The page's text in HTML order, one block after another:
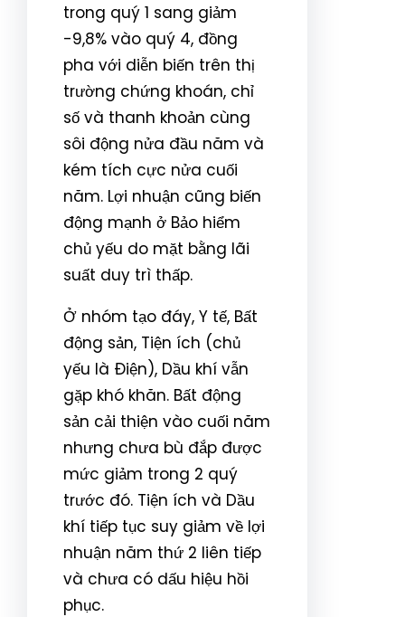
trong quý 1 sang giảm
-9,8% vào quý 4, đồng
pha với diễn biến trên thị
trường chứng khoán, chỉ
số và thanh khoản cùng
sôi động nửa đầu năm và
kém tích cực nửa cuối
năm. Lợi nhuận cũng biến
động mạnh ở Bảo hiểm
chủ yếu do mặt bằng lãi
suất duy trì thấp.
Ở nhóm tạo đáy, Y tế, Bất
động sản, Tiện ích (chủ
yếu là Điện), Dầu khí vẫn
gặp khó khăn. Bất động
sản cải thiện vào cuối năm
nhưng chưa bù đắp được
mức giảm trong 2 quý
trước đó. Tiện ích và Dầu
khí tiếp tục suy giảm về lợi
nhuận năm thứ 2 liên tiếp
và chưa có dấu hiệu hồi
phục.